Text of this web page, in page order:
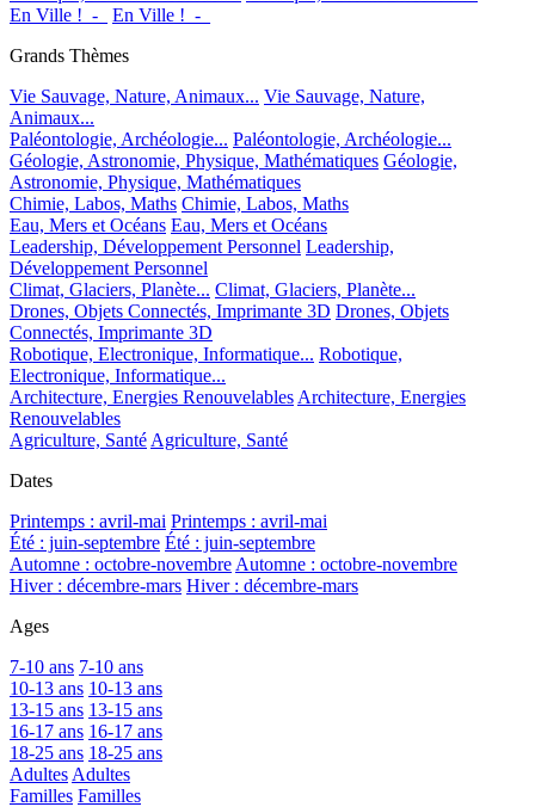
En Ville !_-_
En Ville !_-_
Grands Thèmes
Vie Sauvage, Nature, Animaux... Vie Sauvage, Nature,
Animaux...
Paléontologie, Archéologie... Paléontologie, Archéologie...
Géologie, Astronomie, Physique, Mathématiques Géologie,
Astronomie, Physique, Mathématiques
Chimie, Labos, Maths Chimie, Labos, Maths
Eau, Mers et Océans Eau, Mers et Océans
Leadership, Développement Personnel Leadership,
Développement Personnel
Climat, Glaciers, Planète... Climat, Glaciers, Planète...
Drones, Objets Connectés, Imprimante 3D Drones, Objets
Connectés, Imprimante 3D
Robotique, Electronique, Informatique... Robotique,
Electronique, Informatique...
Architecture, Energies Renouvelables Architecture, Energies
Renouvelables
Agriculture, Santé Agriculture, Santé
Dates
Printemps : avril-mai Printemps : avril-mai
Été : juin-septembre Été : juin-septembre
Automne : octobre-novembre Automne : octobre-novembre
Hiver : décembre-mars Hiver : décembre-mars
Ages
7-10 ans 7-10 ans
10-13 ans 10-13 ans
13-15 ans 13-15 ans
16-17 ans 16-17 ans
18-25 ans 18-25 ans
Adultes Adultes
Familles Familles